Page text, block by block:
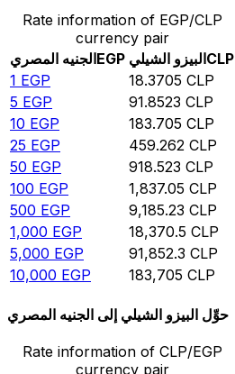
Rate information of EGP/CLP
currency pair
الجنيه المصريEGP البيزو الشيليCLP
1 EGP 18.3705 CLP
5 EGP 91.8523 CLP
10 EGP 183.705 CLP
25 EGP 459.262 CLP
50 EGP 918.523 CLP
100 EGP 1,837.05 CLP
500 EGP 9,185.23 CLP
1,000 EGP 18,370.5 CLP
5,000 EGP 91,852.3 CLP
10,000 EGP 183,705 CLP
حوِّل البيزو الشيلي إلى الجنيه المصري
Rate information of CLP/EGP
currency pair